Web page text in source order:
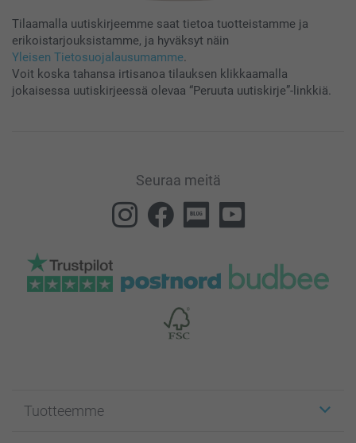
Tilaamalla uutiskirjeemme saat tietoa tuotteistamme ja
erikoistarjouksistamme, ja hyväksyt näin
Yleisen Tietosuojalausumamme.
Voit koska tahansa irtisanoa tilauksen klikkaamalla
jokaisessa uutiskirjeessä olevaa “Peruuta uutiskirje”-linkkiä.
Seuraa meitä
Tuotteemme